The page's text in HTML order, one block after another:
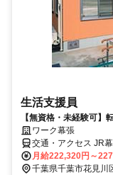
生活支援員
【無資格・未経験可】
ワーク幕張
交通・アクセス JR
月給222,320円～
千葉県千葉市花見川